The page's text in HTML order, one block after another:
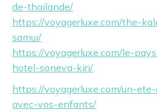
de-thailande/
https://voyagerluxe.com/the-
samui/
https://voyagerluxe.com/le-
hotel-soneva-kiri/
https://voyagerluxe.com/un-
avec-vos-enfants/